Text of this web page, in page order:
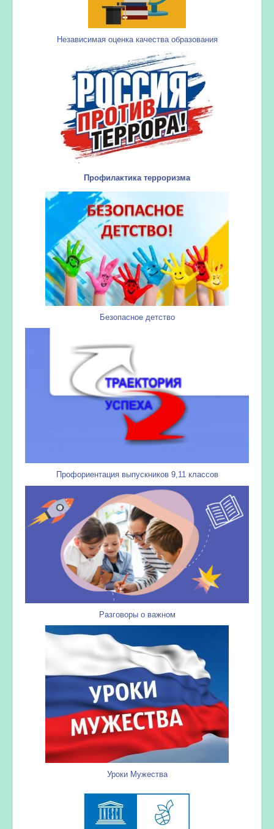
Независимая оценка качества образования
Профилактика терроризма
Безопасное детство
Профориентация выпускников 9,11 классов
Разговоры о важном
Уроки Мужества